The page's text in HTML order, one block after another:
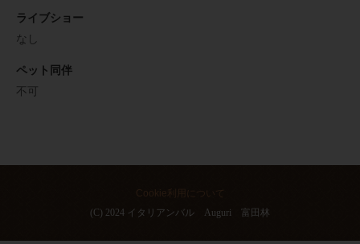
ライブショー
なし
ペット同伴
不可
Cookie利用について
(C) 2024 イタリアンバル Auguri 富田林